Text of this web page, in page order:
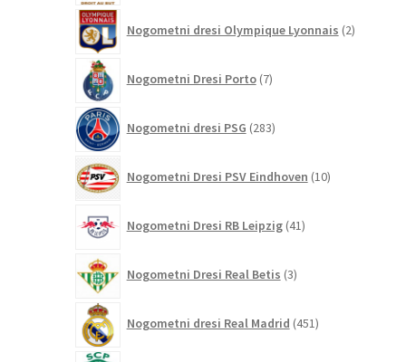
Nogometni dresi Olympique Lyonnais 2izdelka
Nogometni Dresi Porto 7izdelkov
Nogometni dresi PSG 283izdelkov
Nogometni Dresi PSV Eindhoven 10izdelkov
Nogometni Dresi RB Leipzig 41izdelkov
Nogometni Dresi Real Betis 3izdelki
Nogometni dresi Real Madrid 451izdelkov